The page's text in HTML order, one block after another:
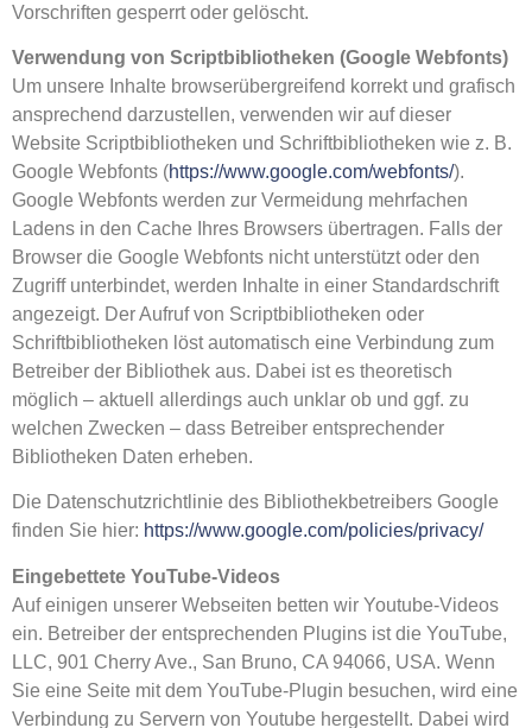
Vorschriften gesperrt oder gelöscht.
Verwendung von Scriptbibliotheken (Google Webfonts)
Um unsere Inhalte browserübergreifend korrekt und grafisch
ansprechend darzustellen, verwenden wir auf dieser
Website Scriptbibliotheken und Schriftbibliotheken wie z. B.
Google Webfonts (https://www.google.com/webfonts/).
Google Webfonts werden zur Vermeidung mehrfachen
Ladens in den Cache Ihres Browsers übertragen. Falls der
Browser die Google Webfonts nicht unterstützt oder den
Zugriff unterbindet, werden Inhalte in einer Standardschrift
angezeigt. Der Aufruf von Scriptbibliotheken oder
Schriftbibliotheken löst automatisch eine Verbindung zum
Betreiber der Bibliothek aus. Dabei ist es theoretisch
möglich – aktuell allerdings auch unklar ob und ggf. zu
welchen Zwecken – dass Betreiber entsprechender
Bibliotheken Daten erheben.
Die Datenschutzrichtlinie des Bibliothekbetreibers Google
finden Sie hier: https://www.google.com/policies/privacy/
Eingebettete YouTube-Videos
Auf einigen unserer Webseiten betten wir Youtube-Videos
ein. Betreiber der entsprechenden Plugins ist die YouTube,
LLC, 901 Cherry Ave., San Bruno, CA 94066, USA. Wenn
Sie eine Seite mit dem YouTube-Plugin besuchen, wird eine
Verbindung zu Servern von Youtube hergestellt. Dabei wird